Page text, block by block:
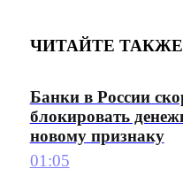
ЧИТАЙТЕ ТАКЖЕ
Банки в России
блокировать
новому признаку
01:05